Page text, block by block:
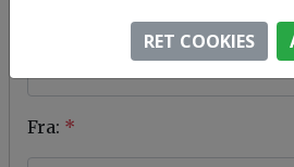
Fra: *
RET COOKIES